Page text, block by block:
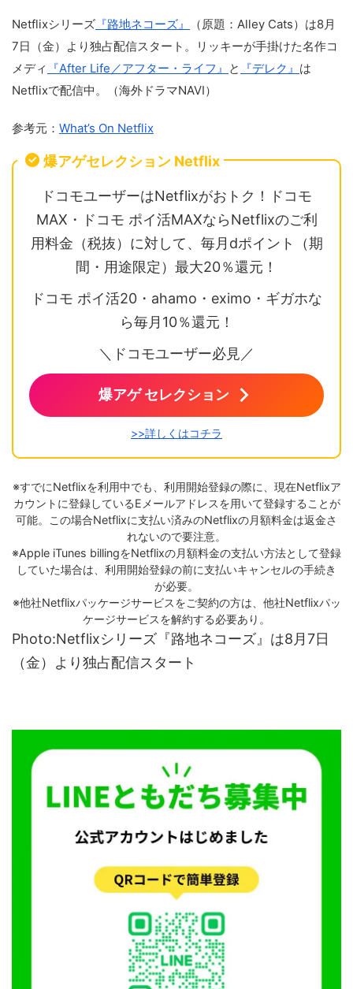
Netflixシリーズ 『路地ネコーズ』
（原題：Alley Cats）は8月
7日（金）より独占配信スタート。リッキーが手掛けた名作コ
メディ
『After Life／アフター・ライフ』 と 『デレク』 は
Netflixで配信中。（海外ドラマNAVI）
参考元： What’s On Netflix
爆アゲセレクション Netflix
ドコモユーザーはNetflixがおトク！ドコモ
MAX・ドコモ ポイ活MAXならNetflixのご利
用料金（税抜）に対して、毎月dポイント（期
間・用途限定）最大20％還元！
ドコモ ポイ活20・ahamo・eximo・ギガホな
ら毎月10％還元！
＼ドコモユーザー必見／
爆アゲ セレクション
>>詳しくはコチラ
※すでにNetflixを利用中でも、利用開始登録の際に、現在Netflixア
カウントに登録しているEメールアドレスを用いて登録することが
可能。この場合Netflixに支払い済みのNetflixの月額料金は返金さ
れないので要注意。
※Apple iTunes billingをNetflixの月額料金の支払い方法として登録
していた場合は、利用開始登録の前に支払いキャンセルの手続き
が必要。
※他社Netflixパッケージサービスをご契約の方は、他社Netflixパッ
ケージサービスを解約する必要あり。
Photo:Netflixシリーズ『路地ネコーズ』は8月7日
（金）より独占配信スタート